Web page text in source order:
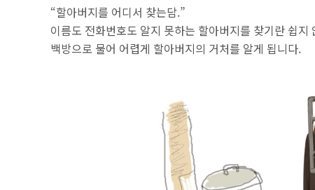
“할아버지를 어디서 찾는담.”
이름도 전화번호도 알지 못하는 할아버지를 찾기란 쉽
백방으로 물어 어렵게 할아버지의 거처를 알게 됩니다.